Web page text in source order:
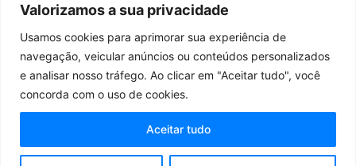
Valorizamos a sua privacidade
Usamos cookies para aprimorar sua experiência de
navegação, veicular anúncios ou conteúdos personalizados
e analisar nosso tráfego. Ao clicar em "Aceitar tudo", você
concorda com o uso de cookies.
Aceitar tudo
Copyright © Rennosonic. Todos os direitos reservados.
Orgulhosamente desenvolvido por